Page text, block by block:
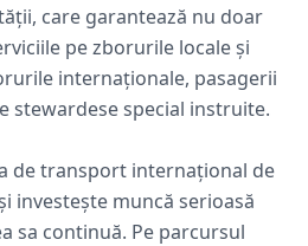
care garantează nu doar
pe zborurile locale și
internaționale, pasagerii
stewardese special instruite.
de transport internațional de
investește muncă serioasă
sa continuă. Pe parcursul